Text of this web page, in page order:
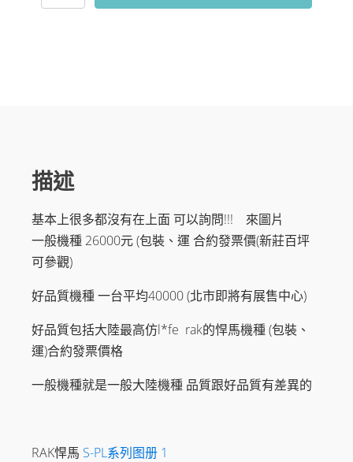
健
只
要
包
裝
悍
馬
機、
銷
片
商
訓
量
描述
基本上很多都沒有在上面 可以詢問!!! 來圖片
一般機種 26000元 (包裝、運 合約發票價(新莊百坪
可參觀)
好品質機種 一台平均40000 (北市即將有展售中心)
好品質包括大陸最高仿l*fe rak的悍馬機種 (包裝、
運)合約發票價格
一般機種就是一般大陸機種 品質跟好品質有差異的
RAK悍馬 S-PL系列图册 1